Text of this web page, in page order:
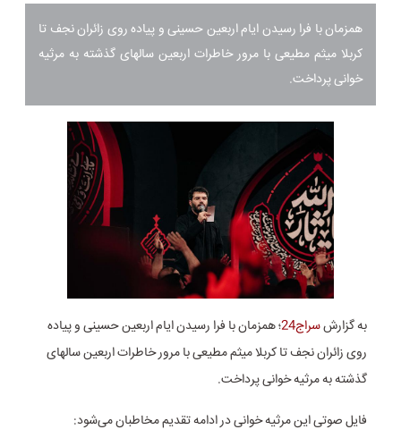
همزمان با فرا رسیدن ایام اربعین حسینی و پیاده روی زائران نجف تا
کربلا میثم مطیعی با مرور خاطرات اربعین سالهای گذشته به مرثیه
خوانی پرداخت.
به گزارشسراج24
؛ همزمان با فرا رسیدن ایام اربعین حسینی و پیاده
روی زائران نجف تا کربلا میثم مطیعی با مرور خاطرات اربعین سالهای
گذشته به مرثیه خوانی پرداخت.
فایل صوتی این مرثیه خوانی در ادامه تقدیم مخاطبان می‌شود: